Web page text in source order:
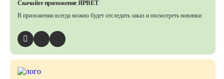
Скачайте приложение ЯРВЕТ
В приложении всегда можно будет отследить заказ и посмотреть новинки